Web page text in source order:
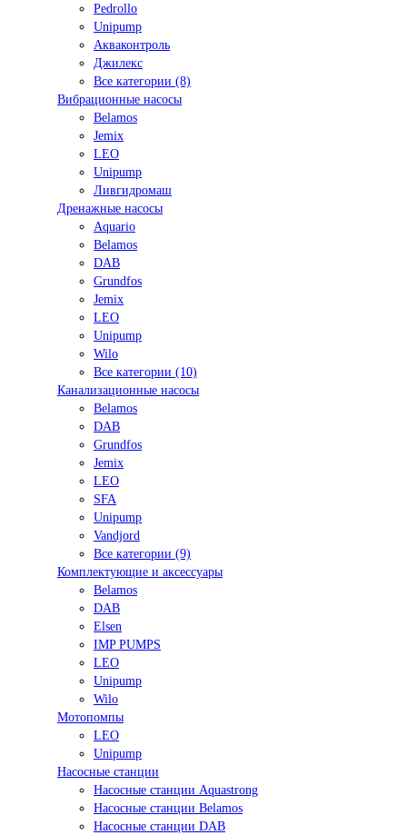
Pedrollo
Unipump
Акваконтроль
Джилекс
Все категории (8)
Вибрационные насосы
Belamos
Jemix
LEO
Unipump
Ливгидромаш
Дренажные насосы
Aquario
Belamos
DAB
Grundfos
Jemix
LEO
Unipump
Wilo
Все категории (10)
Канализационные насосы
Belamos
DAB
Grundfos
Jemix
LEO
SFA
Unipump
Vandjord
Все категории (9)
Комплектующие и аксессуары
Belamos
DAB
Elsen
IMP PUMPS
LEO
Unipump
Wilo
Мотопомпы
LEO
Unipump
Насосные станции
Насосные станции Aquastrong
Насосные станции Belamos
Насосные станции DAB